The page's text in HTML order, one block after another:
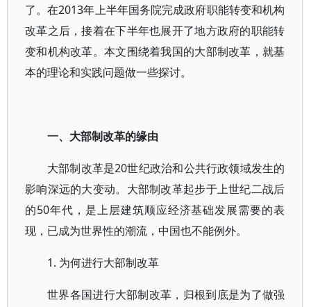
了。在2013年上半年国务院完成政府职能转变和机构
改革之后，接着在下半年也展开了地方政府的职能转
变和机构改革。本文围绕着我国的大部制改革，就基
本的理论和实践问题做一些探讨。
一、大部制改革的缘由
大部制改革是20世纪政治和公共行政领域发生的
影响深远的大变动。大部制改革起步于上世纪二战后
的50年代，是上层建筑顺应经济基础发展需要的表
现，已成为世界性的潮流，中国也不能例外。
1. 为何进行大部制改革
世界各国进行大部制改革，归根到底是为了做强